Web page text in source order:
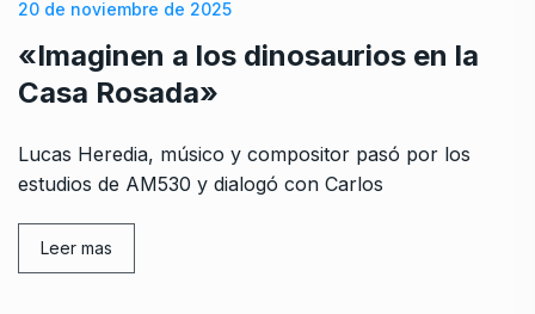
20 de noviembre de 2025
«Imaginen a los dinosaurios en la
Casa Rosada»
Lucas Heredia, músico y compositor pasó por los
estudios de AM530 y dialogó con Carlos
Leer mas